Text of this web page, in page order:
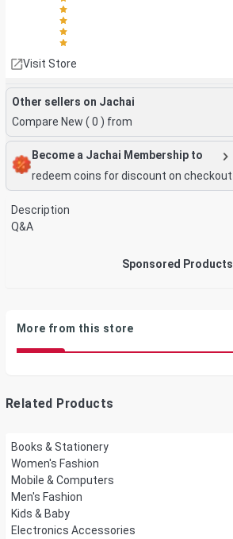
Visit Store
Other sellers on Jachai
Compare New ( 0 ) from
Become a Jachai Membership to
redeem coins for discount on checkout
Description
Q&A
Sponsored Products
More from this store
Related Products
Books & Stationery
Women's Fashion
Mobile & Computers
Men's Fashion
Kids & Baby
Electronics Accessories